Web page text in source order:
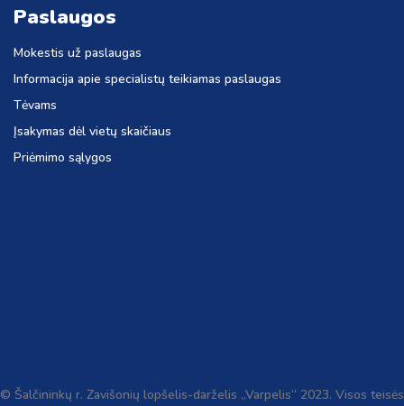
Paslaugos
Mokestis už paslaugas
Informacija apie specialistų teikiamas paslaugas
Tėvams
Įsakymas dėl vietų skaičiaus
Priėmimo sąlygos
© Šalčininkų r. Zavišonių lopšelis-darželis „Varpelis“ 2023. Visos teisės